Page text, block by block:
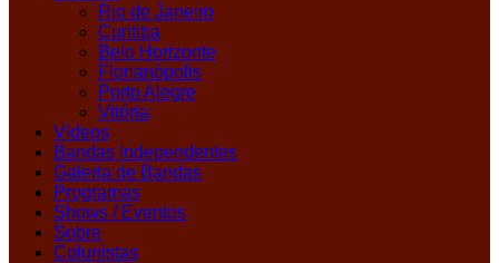
Rio de Janeiro
Curitiba
Belo Horizonte
Florianópolis
Porto Alegre
Vitória
Vídeos
Bandas Independentes
Galeria de Bandas
Programas
Shows / Eventos
Sobre
Colunistas